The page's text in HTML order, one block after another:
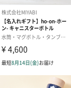
して…。
なぐ手助けになる